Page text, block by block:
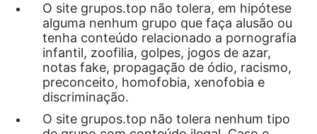
O site grupos.top não tolera, em hipótese
alguma nenhum grupo que faça alusão ou
tenha conteúdo relacionado a pornografia
infantil, zoofilia, golpes, jogos de azar,
notas fake, propagação de ódio, racismo,
preconceito, homofobia, xenofobia e
discriminação.
O site grupos.top não tolera nenhum tipo